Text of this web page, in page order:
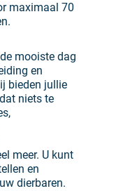
maximaal 70
mooiste dag
en
bieden jullie
niets te
meer. U kunt
en
dierbaren.